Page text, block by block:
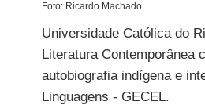
Foto: Ricardo Machado
Universidade Católica do
Literatura Contemporânea
autobiografia indígena e
Linguagens - GECEL.